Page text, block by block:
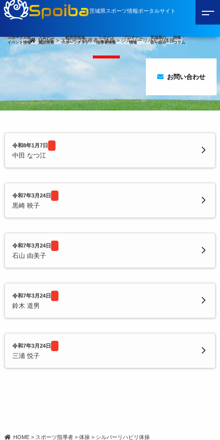
Spoiba茨城県スポーツ情報ポータルサイト
スポーツ大会
イベント情報
スポーツ
施設検索
総合型地域
スポーツクラブ
スポーツ
指導者検索
プロチーム
情報
茨城県の
取り組み
特集・
コラム
お問い合わせ
HOME>スポーツ指導者>体操>シルバーリハビリ体操
令和8年1月7日
中田 なつ江
令和7年3月24日
黒崎 映子
令和7年3月24日
石山 由美子
令和7年3月24日
鈴木 道男
令和7年3月24日
三浦 悦子
HOME > スポーツ指導者 >体操 > シルバーリハビリ体操